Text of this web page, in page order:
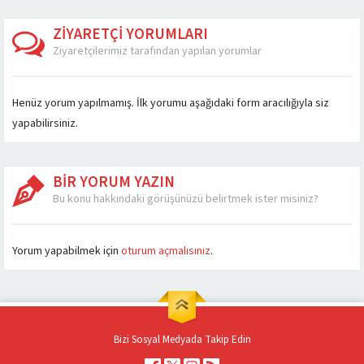
ZİYARETÇİ YORUMLARI
Ziyaretçilerimiz tarafından yapılan yorumlar
Henüz yorum yapılmamış. İlk yorumu aşağıdaki form aracılığıyla siz
yapabilirsiniz.
BİR YORUM YAZIN
Bu konu hakkındaki görüşünüzü belirtmek ister misiniz?
Yorum yapabilmek için oturum açmalısınız.
Bizi Sosyal Medyada Takip Edin